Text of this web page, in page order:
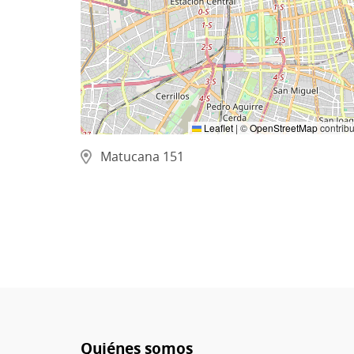
Leaflet | ©OpenStreetMap
Matucana 151
Quiénes somos